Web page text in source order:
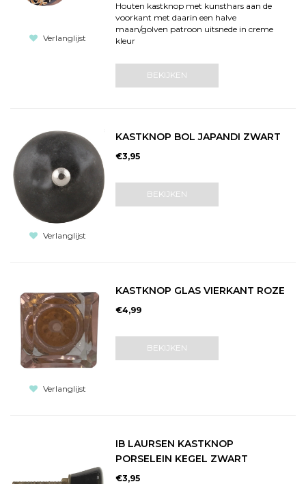
Verlanglijst
Houten kastknop met kunsthars aan de
voorkant met daarin een halve
maan/golven patroon uitsnede in creme
kleur
BEKIJKEN
Verlanglijst
KASTKNOP BOL JAPANDI ZWART
€3,95
BEKIJKEN
Verlanglijst
KASTKNOP GLAS VIERKANT ROZE
€4,99
BEKIJKEN
IB LAURSEN KASTKNOP
PORSELEIN KEGEL ZWART
€3,95